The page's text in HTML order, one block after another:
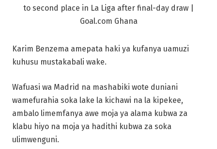
Karim Benzema amepata haki ya kufanya uamuzi
kuhusu mustakabali wake.
Wafuasi wa Madrid na mashabiki wote duniani
wamefurahia soka lake la kichawi na la kipekee,
ambalo limemfanya awe moja ya alama kubwa za
klabu hiyo na moja ya hadithi kubwa za soka
ulimwenguni.